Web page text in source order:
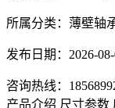
所属分类：薄壁轴
发布日期：2026-08-
咨询热线：
产品介绍 尺寸参数